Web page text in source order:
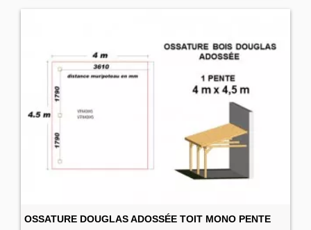
OSSATURE DOUGLAS ADOSSÉE TOIT MONO PENTE